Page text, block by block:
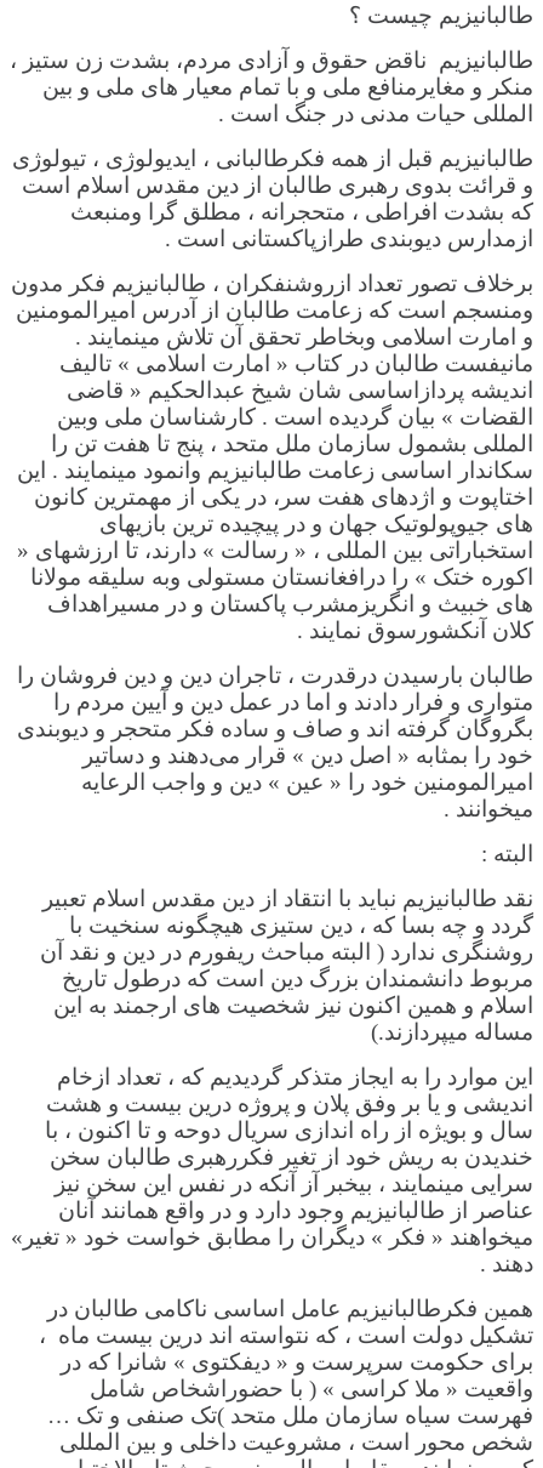
طالبانیزیم چیست ؟
طالبانیزیم ناقض حقوق و آزادی مردم، بشدت زن ستیز ،
منکر ‌و مغایرمنافع ملی و با تمام معیار های ملی و بین
المللی حیات مدنی در جنگ است .
طالبانیزیم قبل از همه فکرطالبانی ، ایدیولوژی ، تیولوژی
و قرائت بدوی رهبری طالبان از دین مقدس اسلام است
که بشدت افراطی ، متحجرانه ، مطلق گرا ومنبعث
ازمدارس دیوبندی طرازپاکستانی است .
برخلاف تصور تعداد ازروشنفکران ، طالبانیزیم فکر مدون
ومنسجم است که زعامت طالبان از آدرس امیرالمومنین
و امارت اسلامی وبخاطر تحقق آن تلاش مینمایند .
مانیفست طالبان در کتاب « امارت اسلامی » تالیف
اندیشه پردازاساسی شان شیخ عبدالحکیم « قاضی
القضات » بیان گردیده است . کارشناسان ملی وبین
المللی بشمول سازمان ملل متحد ، پنج تا هفت تن را
سکاندار اساسی زعامت طالبانیزیم وانمود مینمایند . این
اختاپوت و اژدهای هفت سر، در یکی از مهمترین کانون
های جیوپولوتیک جهان و در پیچیده ترین بازیهای
استخباراتی بین المللی ، « رسالت » دارند، تا ارزشهای «
اکوره ختک » را درافغانستان مستولی وبه سلیقه مولانا
های خبیث و انگریزمشرب پاکستان و در مسیراهداف
کلان آنکشورسوق نمایند .
طالبان بارسیدن درقدرت ، تاجران دین و دین فروشان را
متواری و فرار دادند و اما در عمل دین و آیین مردم را
بگروگان گرفته اند و صاف و ساده فکر متحجر و دیوبندی
خود را بمثابه « اصل دین » قرار می‌دهند و دساتیر
امیرالمومنین خود را « عین » دین و واجب الرعایه
میخوانند .
البته :
نقد طالبانیزیم نباید با انتقاد از دین مقدس اسلام تعبیر
گردد و چه بسا که ، دین ستیزی هیچگونه سنخیت با
روشنگری ندارد ( البته مباحث ریفورم در دین و نقد آن
مربوط دانشمندان بزرگ دین است که درطول تاریخ
اسلام و همین اکنون نیز شخصیت های ارجمند به این
مساله میپردازند.)
این موارد را به ایجاز متذکر گردیدیم که ، تعداد ازخام
اندیشی و یا بر وفق پلان و پروژه درین بیست و هشت
سال و بویژه از راه اندازی سریال دوحه و تا اکنون ، با
خندیدن به ریش خود از تغیر فکررهبری طالبان سخن
سرایی مینمایند ، بیخبر آز آنکه در نفس این سخن نیز
عناصر از طالبانیزیم وجود دارد و در واقع همانند آنان
میخواهند « فکر » دیگران را مطابق خواست خود « تغیر»
دهند .
همین فکرطالبانیزیم عامل اساسی ناکامی طالبان در
تشکیل دولت است ، که نتواسته اند درین بیست ماه ،
برای حکومت سرپرست و « دیفکتوی » شانرا که در
واقعیت « ملا کراسی » ( با حضوراشخاص شامل
فهرست سیاه سازمان ملل متحد )تک صنفی و تک …
شخص محور است ، مشروعیت داخلی و بین المللی